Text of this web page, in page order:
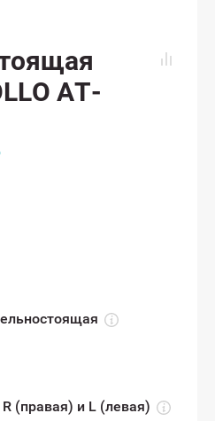
AT-
(правая) и L (левая)